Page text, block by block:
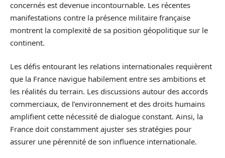
concernés est devenue incontournable. Les récentes
manifestations contre la présence militaire française
montrent la complexité de sa position géopolitique sur le
continent.
Les défis entourant les relations internationales requièrent
que la France navigue habilement entre ses ambitions et
les réalités du terrain. Les discussions autour des accords
commerciaux, de l’environnement et des droits humains
amplifient cette nécessité de dialogue constant. Ainsi, la
France doit constamment ajuster ses stratégies pour
assurer une pérennité de son influence internationale.